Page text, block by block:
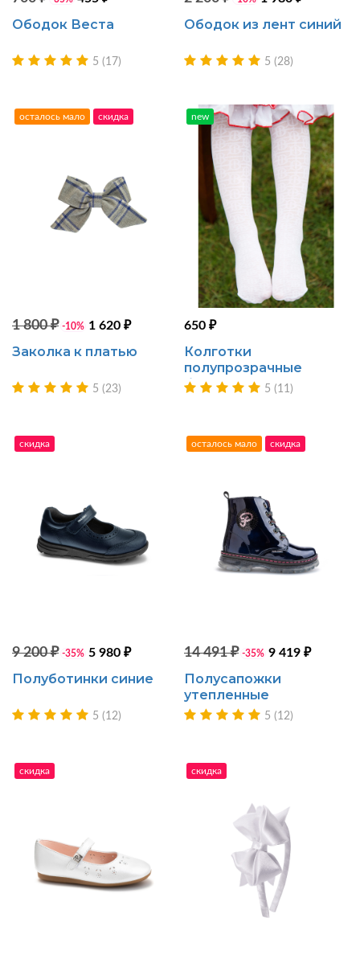
Ободок Веста
5 (17)
Ободок из лент синий
5 (28)
осталось мало скидка
1 800 ₽ -10% 1 620 ₽
Заколка к платью
5 (23)
new
650 ₽
Колготки
полупрозрачные
белые
5 (11)
скидка
9 200 ₽ -35% 5 980 ₽
Полуботинки синие
5 (12)
осталось мало скидка
14 491 ₽ -35% 9 419 ₽
Полусапожки
утепленные
5 (12)
скидка скидка